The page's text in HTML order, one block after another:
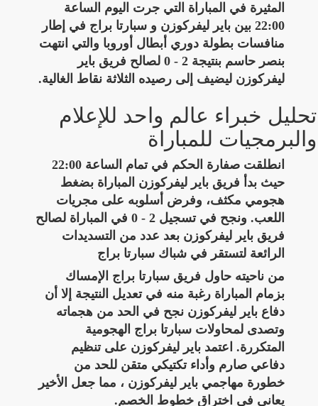
المثيرة في المباراة التي جرت اليوم الساعة
22:00 بين باير ليفركوزن و سبارتا براج في إطار
منافسات بطولة دوري أبطال أوروبا والتي انتهت
بنصر حاسم بنتيجة 2 - 0 لصالح فريق باير
ليفركوزن ليضيف إلى رصيده الثلاثة نقاط الغالية.
تحليل خبراء عالم واحد للإعلام
والبرمجيات للمباراة
انطلقت صفارة الحكم في تمام الساعة 22:00
حيث بدأ فريق باير ليفركوزن المباراة بضغط
هجومي مكثف، وفرض أسلوبه على مجريات
اللعب. ونجح في تسجيل 2 - 0 في المباراة لصالح
فريق باير ليفركوزن بعد عدد من التسديدات
الرائعة لتستقر في شباك سبارتا براج
من ناحيته حاول فريق سبارتا براج الإمساك
بزمام المباراة رغبة منه في تعديل النتيجة إلا أن
دفاع باير ليفركوزن نجح في الحد من هجماته
وتصدى لمحاولات سبارتا براج الهجومية
المتكررة. اعتمد باير ليفركوزن على تنظيم
دفاعي صارم وأداء تكتيكي متقن للحد من
خطورة مهاجمي باير ليفركوزن ، مما جعل الأخير
يعاني في اختراق خطوط الخصم.